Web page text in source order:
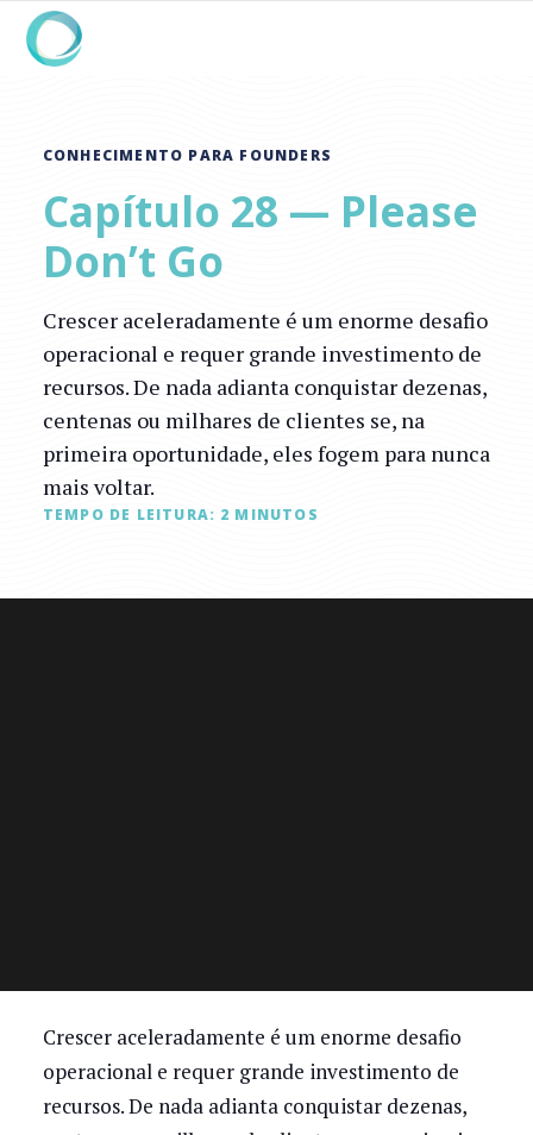
CONHECIMENTO PARA FOUNDERS
Capítulo 28 — Please
Don’t Go
Crescer aceleradamente é um enorme desafio
operacional e requer grande investimento de
recursos. De nada adianta conquistar dezenas,
centenas ou milhares de clientes se, na
primeira oportunidade, eles fogem para nunca
mais voltar.
TEMPO DE LEITURA: 2 MINUTOS
Crescer aceleradamente é um enorme desafio
operacional e requer grande investimento de
recursos. De nada adianta conquistar dezenas,